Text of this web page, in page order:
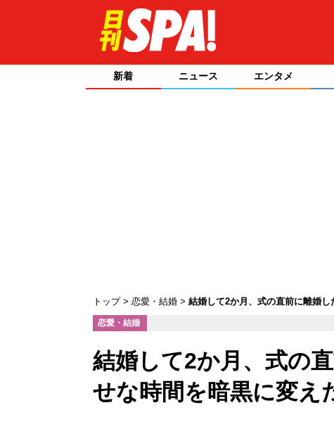
新着 ニュース エンタメ
トップ 恋愛・結婚 結婚して2か月、式の直前に離婚
恋愛・結婚
結婚して2か月、式の
せな時間を暗黒に変え